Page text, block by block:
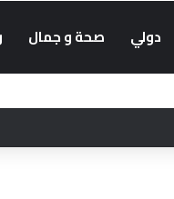
دولي صحة و جمال